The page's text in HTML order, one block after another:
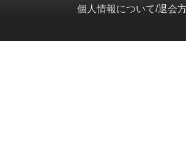
個人情報について/退会